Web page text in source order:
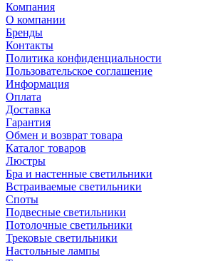
Компания
О компании
Бренды
Контакты
Политика конфиденциальности
Пользовательское соглашение
Информация
Оплата
Доставка
Гарантия
Обмен и возврат товара
Каталог товаров
Люстры
Бра и настенные светильники
Встраиваемые светильники
Споты
Подвесные светильники
Потолочные светильники
Трековые светильники
Настольные лампы